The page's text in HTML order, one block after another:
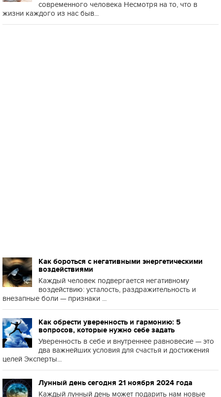
современного человека Несмотря на то, что в
жизни каждого из нас быв...
Как бороться с негативными энергетическими
воздействиями
Каждый человек подвергается негативному
воздействию: усталость, раздражительность и
внезапные боли — признаки ...
Как обрести уверенность и гармонию: 5
вопросов, которые нужно себе задать
Уверенность в себе и внутреннее равновесие — это
два важнейших условия для счастья и достижения
целей Эксперты...
Лунный день сегодня 21 ноября 2024 года
Каждый лунный день может подарить нам новые